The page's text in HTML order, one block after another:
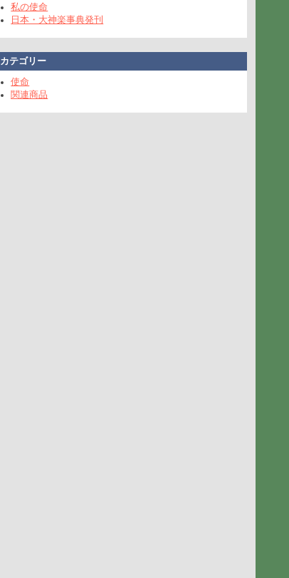
私の使命
日本・大神楽事典発刊
カテゴリー
使命
関連商品